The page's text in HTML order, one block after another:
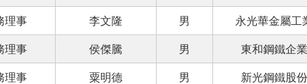
理事 李文隆 男 永光華金屬工
理事 侯傑騰 男 東和鋼鐵企
理事 粟明德 男 新光鋼鐵